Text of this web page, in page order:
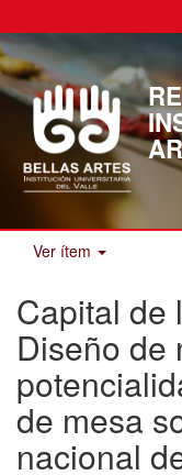
Ver ítem
Capital de
Diseño de
de mesa
nacional